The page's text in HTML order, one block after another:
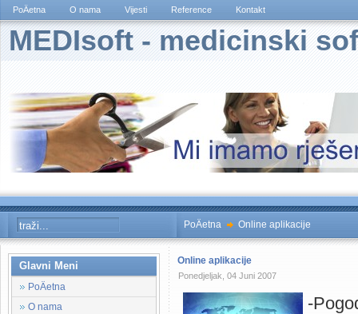
PoÄetna O nama Vijesti Reference Kontakt
MEDIsoft - medicinski
PoÄetna Online aplikacije
Glavni Meni
PoÄetna
O nama
Online aplikacije
Ponedjeljak, 04 Juni 2007
-